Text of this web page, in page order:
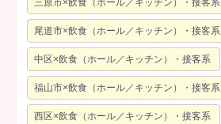
三原市×飲食（ホール／キッチン）・接客系
尾道市×飲食（ホール／キッチン）・接客系
中区×飲食（ホール／キッチン）・接客系
福山市×飲食（ホール／キッチン）・接客系
西区×飲食（ホール／キッチン）・接客系